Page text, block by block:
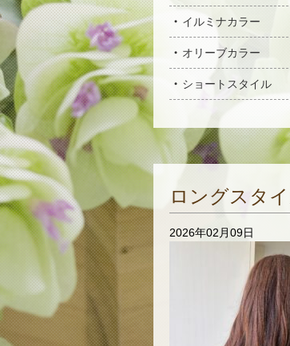
イルミナカラー
オリーブカラー
ショートスタイル
ロングスタ
2026年02月09日